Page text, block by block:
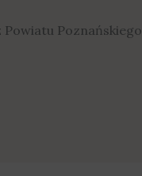
Powiatu Poznańskiego